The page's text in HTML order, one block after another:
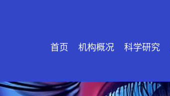
首页 机构概况 科学研究